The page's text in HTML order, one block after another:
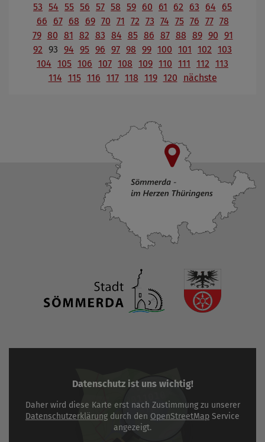
53 54 55 56 57 58 59 60 61 62 63 64
65
66
67 68 69 70 71 72 73 74 75 76 77 78
79 80 81 82 83 84 85 86 87 88 89 90 91
92 93 94 95 96 97 98 99 100 101 102 103
104 105 106 107 108 109 110 111 112 113
114 115 116 117 118 119 120 nächste
Datenschutz ist uns wichtig!
Daher wird diese Karte erst nach Zustimmung zu unserer
Datenschutzerklärung durch den OpenStreetMap Service
angezeigt.